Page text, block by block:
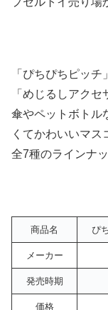
「ぴちぴちピッ
「めじるしアクセ
傘やペットボトル
くてかわいいマス
全7種のラインナ
商品名 ぴ
メーカー
発売時期
価格